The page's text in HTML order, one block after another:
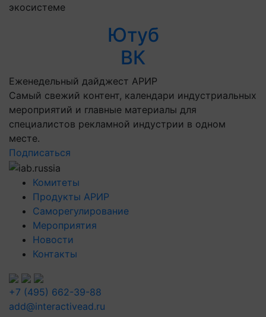
экосистеме
Ютуб
ВК
Еженедельный дайджест АРИР
Самый свежий контент, календари индустриальных
мероприятий и главные материалы для
специалистов рекламной индустрии в одном
месте.
Подписаться
Комитеты
Продукты АРИР
Саморегулирование
Мероприятия
Новости
Контакты
+7 (495) 662-39-88
add@interactivead.ru